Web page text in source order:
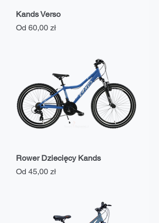
Kands Verso
Od 60,00 zł
Cena rabatowa
Rower Dziecięcy Kands
Od 45,00 zł
Cena rabatowa